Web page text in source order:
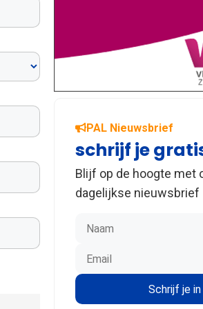
PAL Nieuwsbrief
schrijf je
Blijf op de hoogte met
dagelijkse nieuwsbrief